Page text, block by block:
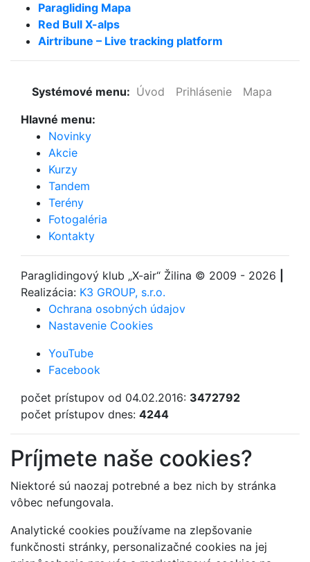
Paragliding Mapa
Red Bull X-alps
Airtribune – Live tracking platform
Systémové menu: Úvod Prihlásenie
Mapa
Hlavné menu:
Novinky
Akcie
Kurzy
Tandem
Terény
Fotogaléria
Kontakty
Paraglidingový klub „X-air“ Žilina © 2009 - 2026
Realizácia: K3 GROUP, s.r.o.
Ochrana osobných údajov
Nastavenie Cookies
YouTube
Facebook
počet prístupov od 04.02.2016: 3472792
počet prístupov dnes: 4244
Príjmete naše cookies?
Niektoré sú naozaj potrebné a bez nich by stránka
vôbec nefungovala.
Analytické cookies používame na zlepšovanie
funkčnosti stránky, personalizačné cookies na jej